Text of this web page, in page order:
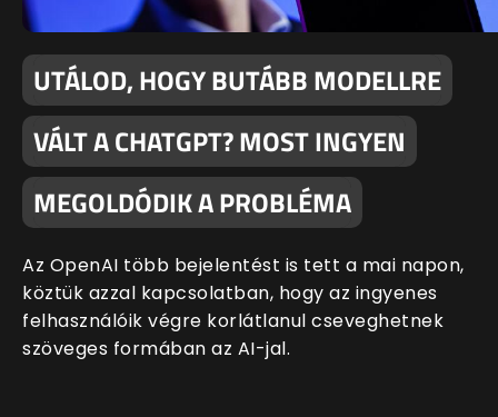
UTÁLOD, HOGY BUTÁBB MODELLRE
VÁLT A CHATGPT? MOST INGYEN
MEGOLDÓDIK A PROBLÉMA
Az OpenAI több bejelentést is tett a mai napon,
köztük azzal kapcsolatban, hogy az ingyenes
felhasználóik végre korlátlanul cseveghetnek
szöveges formában az AI-jal.